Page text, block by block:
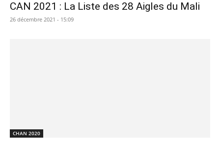
CAN 2021 : La Liste des 28 Aigles du Mali
26 décembre 2021 - 15:09
CHAN 2020